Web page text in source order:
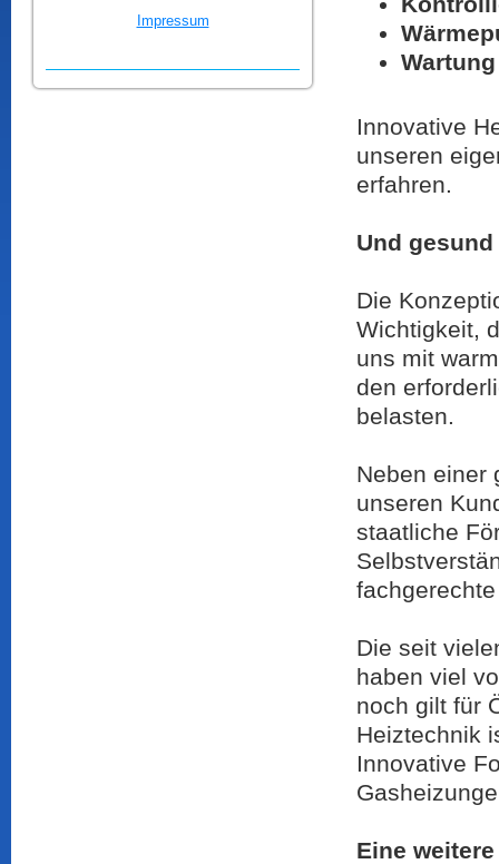
Impressum
Innovative
unseren
erfahren.
Und
Die
Wichtigkeit,
uns mit
den
belasten.
Neben einer
unseren
staatliche
Die seit
haben viel
noch gilt für
Heiztechnik
Innovative
Eine